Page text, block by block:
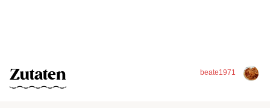
beate1971
Zutaten